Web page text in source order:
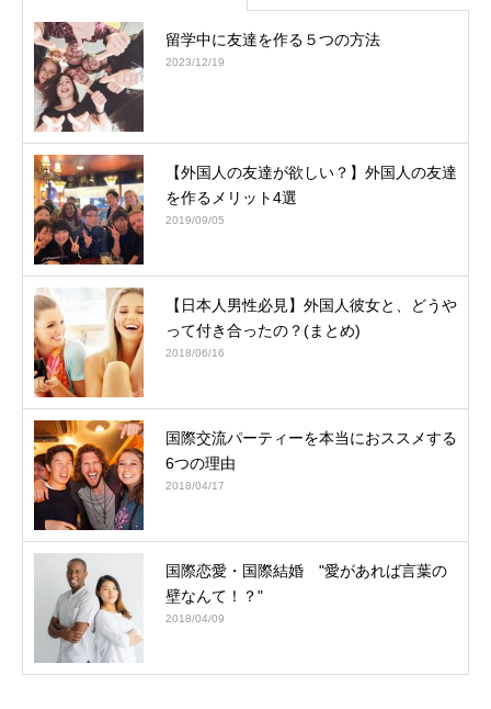
留学中に友達を作る５つの方法
2023/12/19
【外国人の友達が欲しい？】外国人の友達
を作るメリット4選
2019/09/05
【日本人男性必見】外国人彼女と、どうや
って付き合ったの？(まとめ)
2018/06/16
国際交流パーティーを本当におススメする
6つの理由
2018/04/17
国際恋愛・国際結婚 "愛があれば言葉の
壁なんて！？"
2018/04/09